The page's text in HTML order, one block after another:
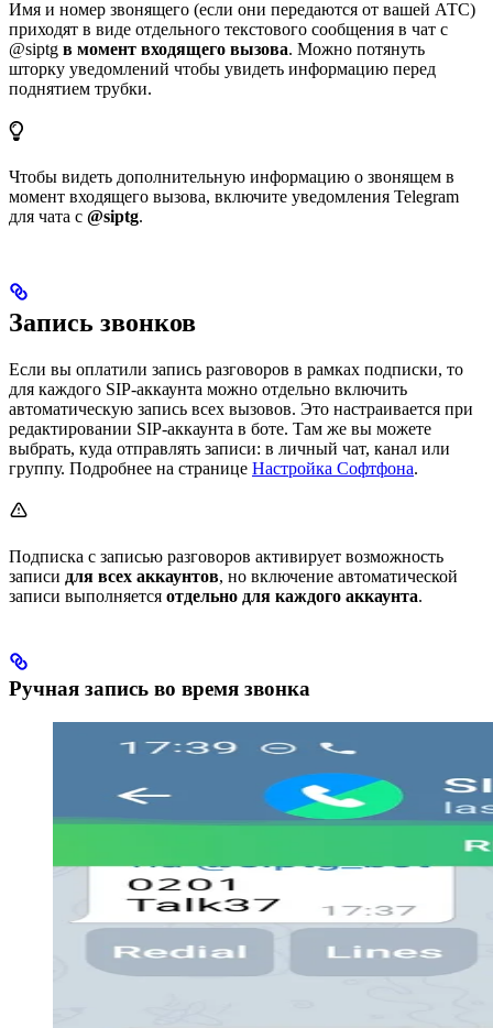
Имя и номер звонящего (если они передаются от вашей АТС)
приходят в виде отдельного текстового сообщения в чат с
@siptg в момент входящего вызова. Можно потянуть
шторку уведомлений чтобы увидеть информацию перед
поднятием трубки.
Чтобы видеть дополнительную информацию о звонящем в
момент входящего вызова, включите уведомления Telegram
для чата с @siptg.
Запись звонков
Если вы оплатили запись разговоров в рамках подписки, то
для каждого SIP-аккаунта можно отдельно включить
автоматическую запись всех вызовов. Это настраивается при
редактировании SIP-аккаунта в боте. Там же вы можете
выбрать, куда отправлять записи: в личный чат, канал или
группу. Подробнее на странице Настройка Софтфона.
Подписка с записью разговоров активирует возможность
записи для всех аккаунтов, но включение автоматической
записи выполняется отдельно для каждого аккаунта.
Ручная запись во время звонка